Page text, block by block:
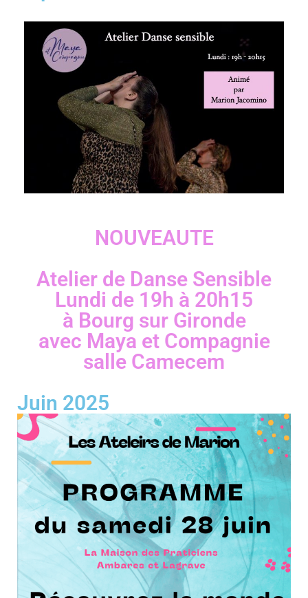
NOUVEAUTE
Atelier de Danse Sensible
Lundi de 19h à 20h15
à Bourg sur Gironde
avec Maya et Compagnie
salle Camecem
Juin 2025